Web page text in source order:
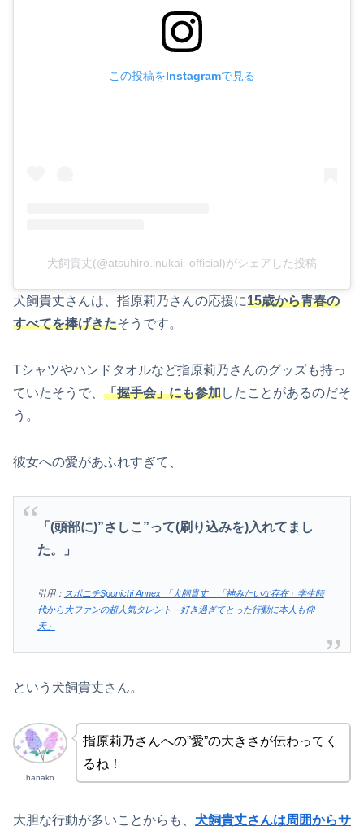
この投稿をInstagramで見る
犬飼貴丈(@atsuhiro.inukai_official)がシェアした投稿
犬飼貴丈さんは、指原莉乃さんの応援に15歳から青春の
すべてを捧げきたそうです。
Tシャツやハンドタオルなど指原莉乃さんのグッズも持っ
ていたそうで、 「握手会」にも参加したことがあるのだそ
う。
彼女への愛があふれすぎて、
「(頭部に)”さしこ”って(刷り込みを)入れてまし
た。」
引用： スポニチSponichi Annex 「犬飼貴丈 「神みたいな存在」学生時
代から大ファンの超人気タレント 好き過ぎてとった行動に本人も仰
天」
という犬飼貴丈さん。
hanako
指原莉乃さんへの”愛”の大きさが伝わってく
るね！
大胆な行動が多いことからも、 犬飼貴丈さんは周囲からサ